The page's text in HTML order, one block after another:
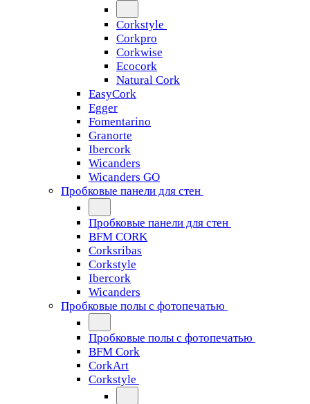
Corkstyle
Corkpro
Corkwise
Ecocork
Natural Cork
EasyCork
Egger
Fomentarino
Granorte
Ibercork
Wicanders
Wicanders GO
Пробковые панели для стен
Пробковые панели для стен
BFM CORK
Corksribas
Corkstyle
Ibercork
Wicanders
Пробковые полы с фотопечатью
Пробковые полы с фотопечатью
BFM Cork
CorkArt
Corkstyle